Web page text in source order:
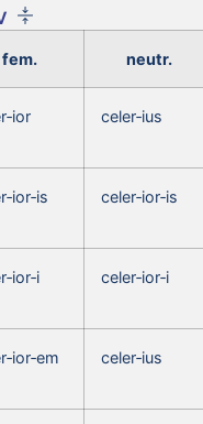
fem. neutr.
celer‑ius
celer‑ior‑is
celer‑ior‑i
celer‑ius